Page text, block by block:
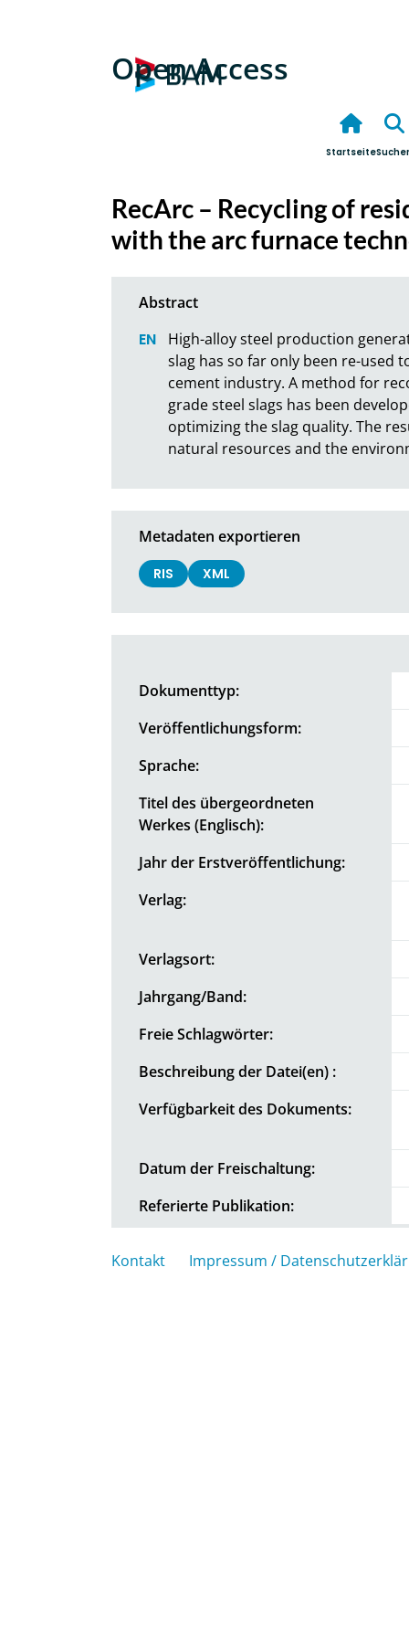
Open Access
Startseite
RecArc – Recycling of
with the arc furnace
High-alloy steel production
slag has so far only been re-used
cement industry. A method for
grade steel slags has been
optimizing the slag quality. The
natural resources and the
Metadaten exportieren
RIS XML
Dokumenttyp:
Veröffentlichungsform:
Sprache:
Titel des übergeordneten
Werkes (Englisch):
Jahr der Erstveröffentlichung:
Verlag:
Verlagsort:
Jahrgang/Band:
Freie Schlagwörter:
Beschreibung der Datei(en) :
Verfügbarkeit des Dokuments:
Datum der Freischaltung:
Referierte Publikation:
Kontakt Impressum /